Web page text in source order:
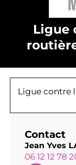
Ligue
Ligue contre
Contact
Jean Yves
06 12 12 78